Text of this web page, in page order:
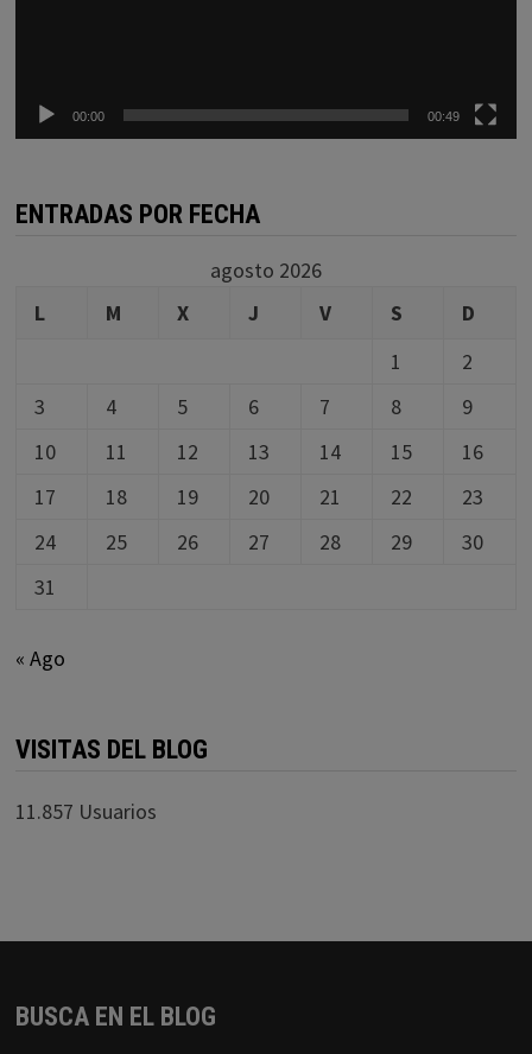
00:00 00:49
ENTRADAS POR FECHA
agosto 2026
L
M X J V S
D
1
2
3
4 5 6 7 8
9
10
11 12 13 14 15
16
17
18 19 20 21 22
23
24
25 26 27 28 29
30
31
« Ago
VISITAS DEL BLOG
11.857 Usuarios
BUSCA EN EL BLOG